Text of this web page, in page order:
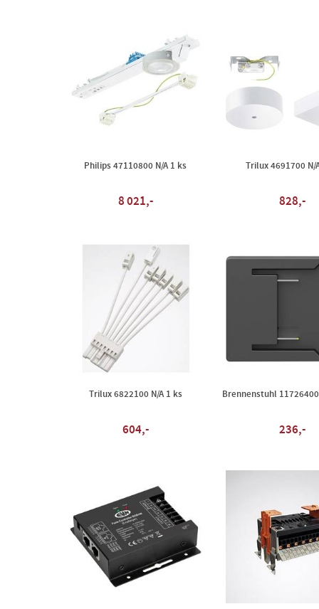
Philips 47110800 N/A 1 ks
8 021,-
Trilux 4691700 N/
828,-
Trilux 6822100 N/A 1 ks
604,-
Brennenstuhl
236,-